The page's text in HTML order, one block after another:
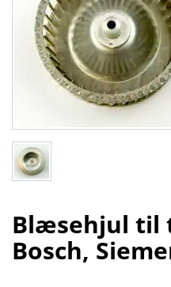
Blæsehjul til
Bosch,